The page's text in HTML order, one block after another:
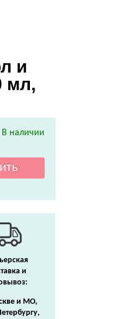
и
мл,
В наличии
и
и МО,